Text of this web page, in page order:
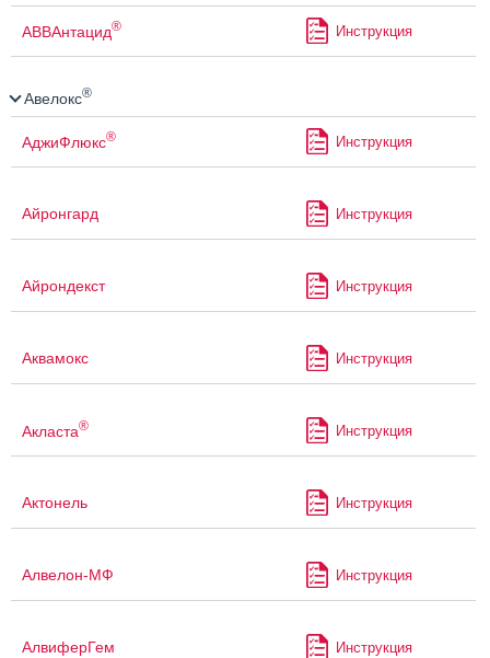
АВВАнтацид® Инструкция
Авелокс®
АджиФлюкс® Инструкция
Айронгард Инструкция
Айрондекст Инструкция
Аквамокс Инструкция
Акласта® Инструкция
Актонель Инструкция
Алвелон-МФ Инструкция
АлвиферГем Инструкция